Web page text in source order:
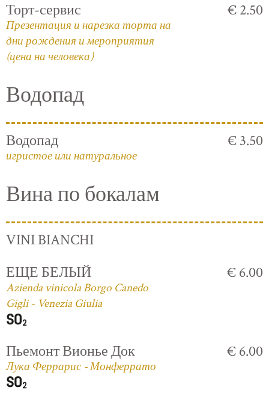
Торт-сервис
Презентация и нарезка торта на
дни рождения и мероприятия
(цена на человека)
€ 2.50
Водопад
Водопад
игристое или натуральное
€ 3.50
Вина по бокалам
VINI BIANCHI
ЕЩЕ БЕЛЫЙ
Azienda vinicola Borgo Canedo
Gigli - Venezia Giulia
€ 6.00
Пьемонт Вионье Док
Лука Феррарис - Монферрато
€ 6.00